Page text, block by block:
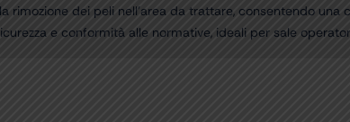
rimozione dei peli nell’area da trattare, consentendo
e conformità alle normative, ideali per sale